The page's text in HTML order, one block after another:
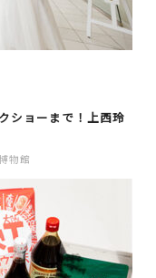
ショーまで！上西玲
物館